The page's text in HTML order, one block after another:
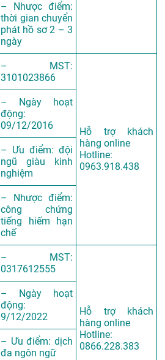
– Nhược điểm:
thời gian chuyển
phát hồ sơ 2 – 3
ngày
– MST:
3101023866
Hỗ trợ khách
hàng online
Hotline:
0963.918.438
– Ngày hoạt
động:
09/12/2016
– Ưu điểm: đội
ngũ giàu kinh
nghiệm
– Nhược điểm:
công chứng
tiếng hiếm hạn
chế
– MST:
0317612555
Hỗ trợ khách
hàng online
Hotline:
0866.228.383
– Ngày hoạt
động:
9/12/2022
– Ưu điểm: dịch
đa ngôn ngữ